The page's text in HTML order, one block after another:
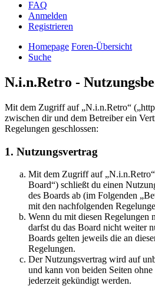
FAQ
Anmelden
Registrieren
Homepage Foren-Übersicht
Suche
N.i.n.Retro -
Mit dem Zugriff auf „N.i.n.Retro“
zwischen dir und dem Betreiber ein
Regelungen geschlossen:
1. Nutzungsvertrag
Mit dem Zugriff auf
Board“) schließt du einen
des Boards ab (im Folgenden
mit den nachfolgenden
Wenn du mit diesen Regelungen
darfst du das Board nicht weiter
Boards gelten jeweils die an
Regelungen.
Der Nutzungsvertrag wird auf
und kann von beiden Seiten
jederzeit gekündigt werden.